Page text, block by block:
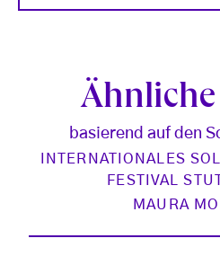
basierend auf den
INTERNATIONALES
FESTIVAL
MAURA